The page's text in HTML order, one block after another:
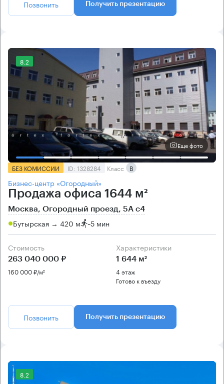
Позвонить Получить презентацию
8.2
Еще фото
БЕЗ КОМИССИИ ID: 1328284 Класс B
Бизнес-центр «Огородный»
Продажа офиса 1644 м²
Москва, Огородный проезд, 5А с4
Бутырская → 420 м ~5 мин
Стоимость
263 040 000 ₽
160 000 ₽/м²
Характеристики
1 644 м²
4 этаж
Готово к въезду
Позвонить Получить презентацию
8.2